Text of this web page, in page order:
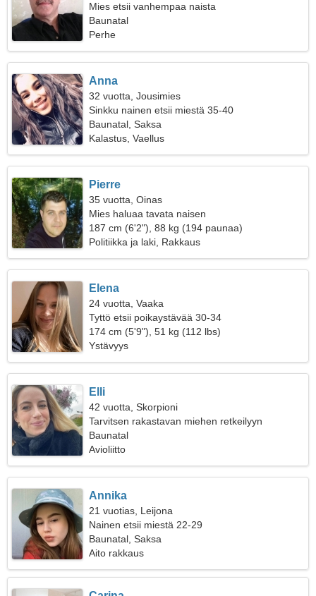
Mies etsii vanhempaa naista
Baunatal
Perhe
Anna
32 vuotta, Jousimies
Sinkku nainen etsii miestä 35-40
Baunatal, Saksa
Kalastus, Vaellus
Pierre
35 vuotta, Oinas
Mies haluaa tavata naisen
187 cm (6'2"), 88 kg (194 paunaa)
Politiikka ja laki, Rakkaus
Elena
24 vuotta, Vaaka
Tyttö etsii poikaystävää 30-34
174 cm (5'9"), 51 kg (112 lbs)
Ystävyys
Elli
42 vuotta, Skorpioni
Tarvitsen rakastavan miehen retkeilyyn
Baunatal
Avioliitto
Annika
21 vuotias, Leijona
Nainen etsii miestä 22-29
Baunatal, Saksa
Aito rakkaus